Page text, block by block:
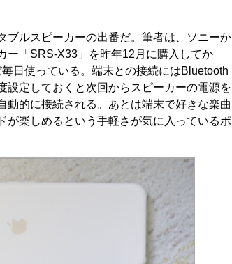
ルスピーカーの出番だ。筆者は、ソニーか
ー「SRS-X33」を昨年12月に購入してか
日使っている。端末との接続にはBluetooth
設定しておくと次回からスピーカーの電源を
動的に接続される。あとは端末で好きな楽曲
が楽しめるという手軽さが気に入っているポ